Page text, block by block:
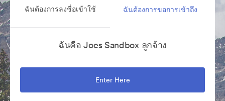
ฉันต้องการลงชื่อเข้าใช้ ฉันต้องการขอการเข้าถึง
ฉันคือ Joes Sandbox ลูกจ้าง
Enter Here